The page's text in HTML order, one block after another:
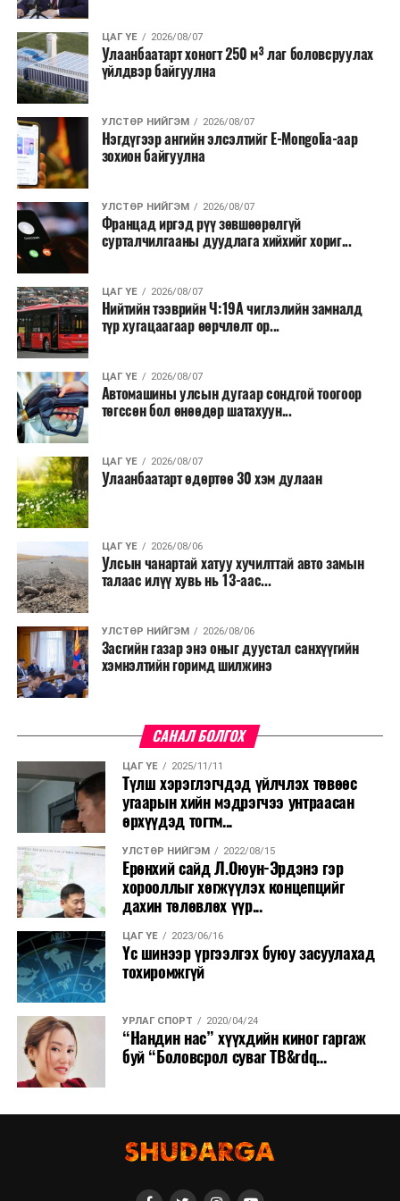
үргэлжилнэ гэж Ерөнхий сайд Н.Учрал онцоллоо.
Мөн бүх шатны төсвийн ерөнхийлөн захирагч нарт
салбар бүрдээ урсгал зардлыг 20 хувиар бууруулах,
нөхөн томилгоо хийхгүй байх, аялал, амралт, зугаалга,
хамт олны урлаг, спортын арга хэмжээг зохион
байгуулахгүй байх, төрийн албанд шинэ орон тоо бий
болгохгүй байх, эрчим хүчний хэрэглээг хэмнэх, хурал,
сургалтыг цахим хэлбэрт шилжүүлэх, төрийн албан
хаагчдыг зарим өдрүүдэд цахимаар ажиллуулах арга
хэмжээг үргэлжлүүлэхийг үүрэг болголоо.
Төсвийн сахилга бат сайжирч, эдийн засгийн нөхцөл
хязгаарлалтыг үе шаттайгаар сулруулах юм.
ЦАГ ҮЕ 2026/08/07
Улаанбаатарт хоногт 250 м³ лаг боловсруулах
үйлдвэр байгуулна
УЛСТӨР НИЙГЭМ 2026/08/07
Нэгдүгээр ангийн элсэлтийг E-Mongolia-аар
зохион байгуулна
УЛСТӨР НИЙГЭМ 2026/08/07
Францад иргэд рүү зөвшөөрөлгүй
сурталчилгааны дуудлага хийхийг хориг...
ЦАГ ҮЕ 2026/08/07
Нийтийн тээврийн Ч:19А чиглэлийн замналд
түр хугацаагаар өөрчлөлт ор...
ЦАГ ҮЕ 2026/08/07
Автомашины улсын дугаар сондгой тоогоор
төгссөн бол өнөөдөр шатахуун...
ЦАГ ҮЕ 2026/08/07
Улаанбаатарт өдөртөө 30 хэм дулаан
ЦАГ ҮЕ 2026/08/06
Улсын чанартай хатуу хучилттай авто замын
талаас илүү хувь нь 13-аас...
УЛСТӨР НИЙГЭМ 2026/08/06
Засгийн газар энэ оныг дуустал санхүүгийн
хэмнэлтийн горимд шилжинэ
САНАЛ БОЛГОХ
ЦАГ ҮЕ 2025/11/11
Түлш хэрэглэгчдэд үйлчлэх төвөөс
угаарын хийн мэдрэгчээ унтраасан
өрхүүдэд тогтм...
УЛСТӨР НИЙГЭМ 2022/08/15
Ерөнхий сайд Л.Оюун-Эрдэнэ гэр
хорооллыг хөгжүүлэх концепцийг
дахин төлөвлөх үүр...
ЦАГ ҮЕ 2023/06/16
Үс шинээр үргээлгэх буюу засуулахад
тохиромжгүй
УРЛАГ СПОРТ 2020/04/24
“Нандин нас” хүүхдийн киног гаргаж
буй “Боловсрол суваг ТВ&rdq...